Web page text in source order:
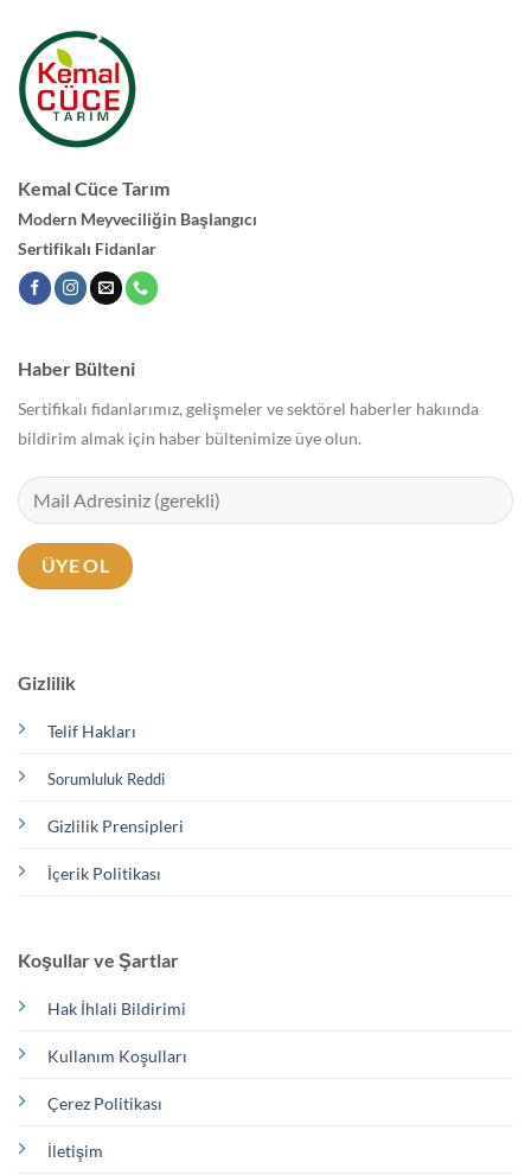
Kemal Cüce Tarım
Modern Meyveciliğin Başlangıcı
Sertifikalı Fidanlar
Gizlilik
Telif Hakları
Sorumluluk Reddi
Gizlilik Prensipleri
İçerik Politikası
Koşullar ve Şartlar
Hak İhlali Bildirimi
Kullanım Koşulları
Çerez Politikası
İletişim
Haber Bülteni
Sertifikalı fidanlarımız, gelişmeler ve sektörel haberler hakıında
bildirim almak için haber bültenimize üye olun.